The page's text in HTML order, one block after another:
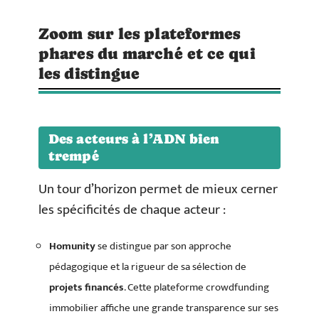
Zoom sur les plateformes
phares du marché et ce qui
les distingue
Des acteurs à l’ADN bien
trempé
Un tour d’horizon permet de mieux cerner
les spécificités de chaque acteur :
Homunityse distingue par son approche
pédagogique et la rigueur de sa sélection de
projets financés. Cette plateforme crowdfunding
immobilier affiche une grande transparence sur ses